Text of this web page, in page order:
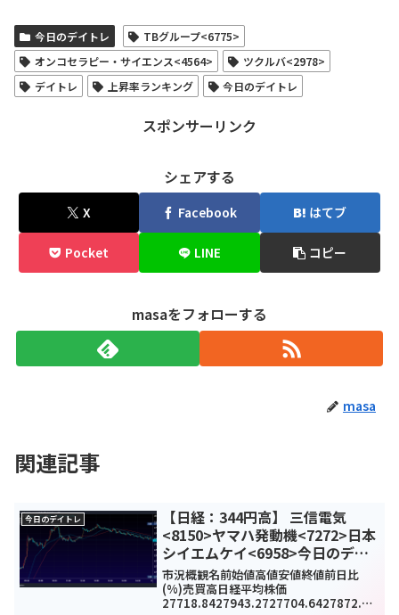
今日のデイトレ
TBグループ<6775>
オンコセラピー・サイエンス<4564>
ツクルバ<2978>
デイトレ
上昇率ランキング 今日のデイトレ
スポンサーリンク
シェアする
X Facebook はてブ
Pocket LINE コピー
masaをフォローする
masa
関連記事
今日のデイトレ
【日経：344円高】 三信電気
<8150>ヤマハ発動機<7272>日本
シイエムケイ<6958>今日のデイ
トレ11月8日
市況概観名前始値高値安値終値前日比
(%)売買高日経平均株価
27718.8427943.2727704.6427872.11